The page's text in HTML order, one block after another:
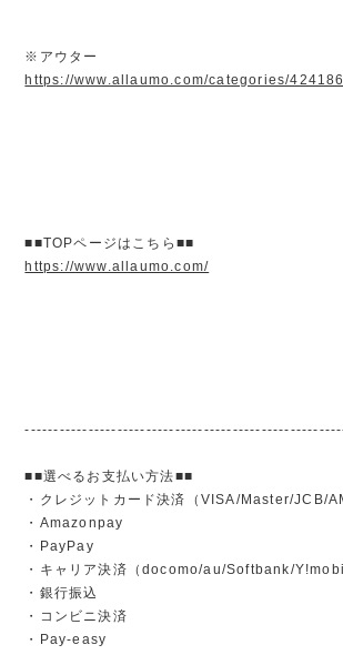
※アウター
https://www.allaumo.com/categories/
■■TOPページはこちら■■
https://www.allaumo.com/
■■選べるお支払い方法■■
・クレジットカード決済（VISA/Master/JCB/
・Amazonpay
・PayPay
・キャリア決済（docomo/au/Softbank/
・銀行振込
・コンビニ決済
・Pay-easy